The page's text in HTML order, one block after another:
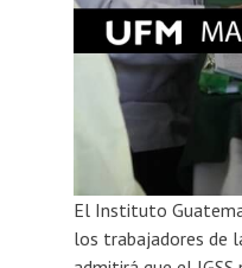
El Instituto
los trabajadores de